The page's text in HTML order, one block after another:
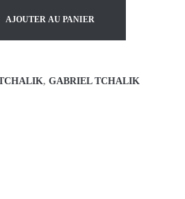
AJOUTER AU PANIER
, GABRIEL TCHALIK